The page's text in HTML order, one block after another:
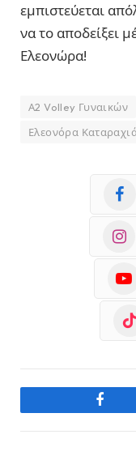
εμπιστεύεται
να το αποδείξει
Ελεονώρα!
Α2 Volley Γυναικών
Ελεονόρα Καταραχιά